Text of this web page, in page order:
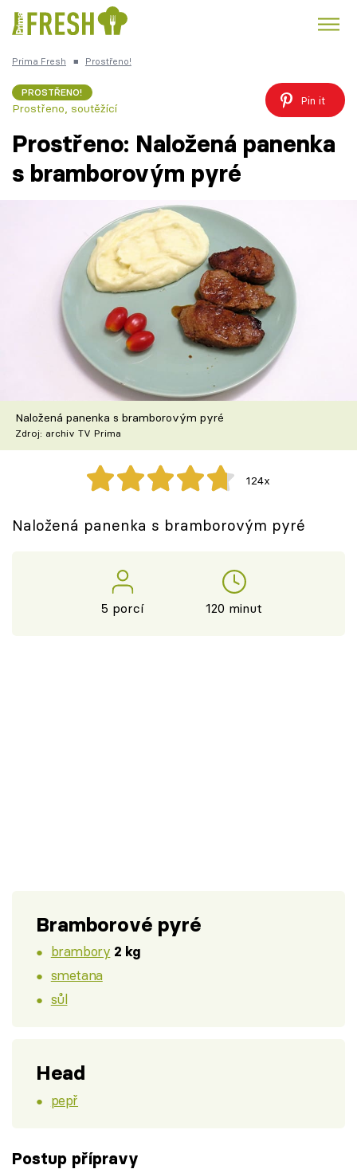
Česká kuchyně
Recepty
Články
TV Program
Škola vaření
Recepty z TV
Speciál: Cuketa
Těhotnej kuchař
Sledujte prima+
Prima Fresh ■ Prostřeno!
PROSTŘENO!
Prostřeno, soutěžící
Pin it
Prostřeno: Naložená panenka
s bramborovým pyré
Naložená panenka s bramborovým pyré
Zdroj: archiv TV Prima
124x
Naložená panenka s bramborovým pyré
5 porcí 120 minut
Bramborové pyré
brambory 2 kg
smetana
sůl
Head
pepř
Postup přípravy